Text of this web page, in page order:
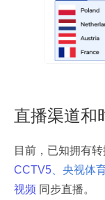
直播渠道和
目前，已知拥有
CCTV5 、央视体
视频 同步直播。